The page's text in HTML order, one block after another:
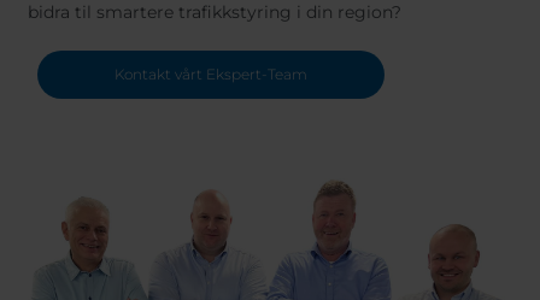
bidra til smartere trafikkstyring i din region?
Kontakt vårt Ekspert-Team